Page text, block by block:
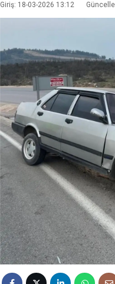
Giriş: 18-03-2026 13:12